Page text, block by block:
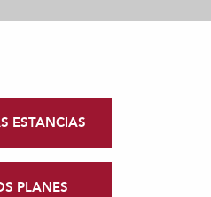
ESTANCIAS
PLANES